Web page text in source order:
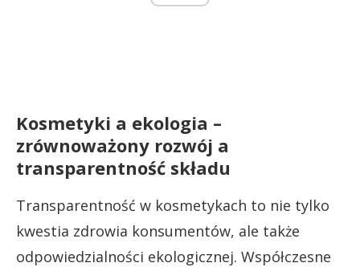
Kosmetyki a ekologia –
zrównoważony rozwój a
transparentność składu
Transparentność w kosmetykach to nie tylko
kwestia zdrowia konsumentów, ale także
odpowiedzialności ekologicznej. Współczesne